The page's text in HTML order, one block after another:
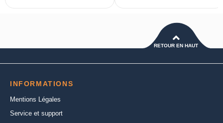
RETOUR EN HAUT
INFORMATIONS
Mentions Légales
Service et support